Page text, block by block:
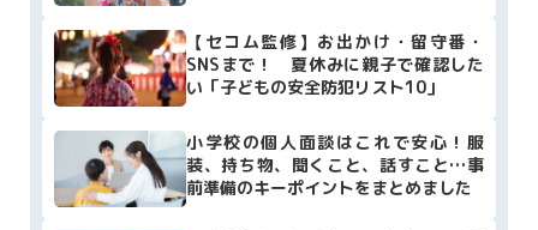
【セコム監修】お出かけ・留守番・
SNSまで！ 夏休みに親子で確認した
い「子どもの安全防犯リスト10」
小学校の個人面談はこれで安心！服
装、持ち物、聞くこと、話すこと…事
前準備のキーポイントをまとめました